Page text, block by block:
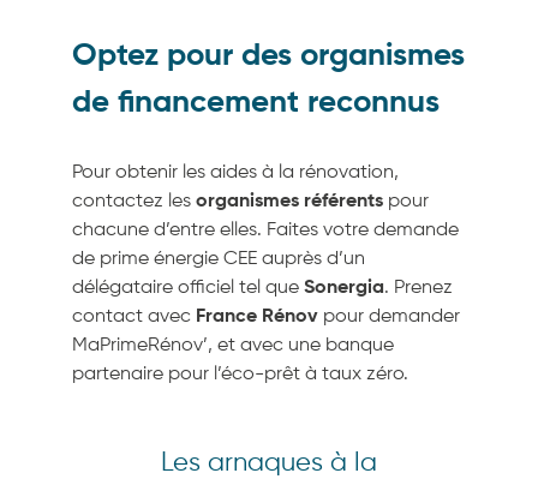
Optez pour des organismes
de financement reconnus
Pour obtenir les aides à la rénovation,
contactez les organismes référents pour
chacune d’entre elles. Faites votre demande
de prime énergie CEE auprès d’un
délégataire officiel tel que Sonergia. Prenez
contact avec France Rénov pour demander
MaPrimeRénov’, et avec une banque
partenaire pour l’éco-prêt à taux zéro.
Les arnaques à la